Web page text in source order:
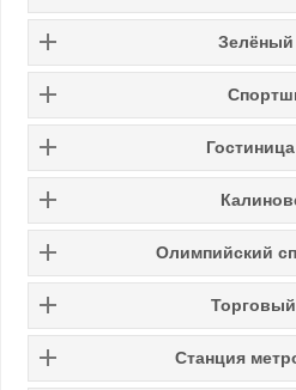
Зелёный
Олимпийский
Станция